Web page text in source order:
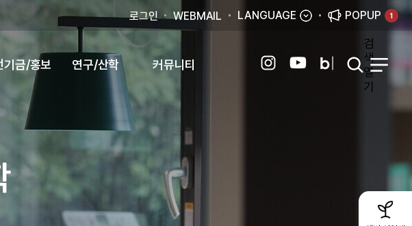
로그인 WEBMAIL LANGUAGE POPUP 1
기금/홍보 연구/산학 커뮤니티
검
색
열
기